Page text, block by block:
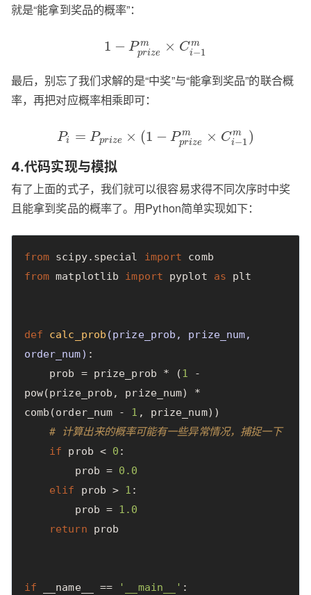
就是“能拿到奖品的概率”：
1 − P m
prize × Cm
i−1
最后，别忘了我们求解的是“中奖”与“能拿到奖品”的联合概
率，再把对应概率相乘即可：
Pi = Pprize × (1 − P m
prize × Cm
i−1)
4.代码实现与模拟
有了上面的式子，我们就可以很容易求得不同次序时中奖
且能拿到奖品的概率了。用Python简单实现如下：
from scipy.special import
comb
from matplotlib import pyplot as plt
def calc_prob (prize_prob , prize_num,
order_num) :
prob
= prize_prob * (1
-
pow(prize_prob , prize_num)
*
comb (order_num - 1 , prize_num))
# 计算出来的概率可能有一些异常情况，捕捉一下
if
prob < 0 :
prob = 0.0
elif
prob > 1 :
prob = 1.0
return
prob
if __name__ == '__main__' :